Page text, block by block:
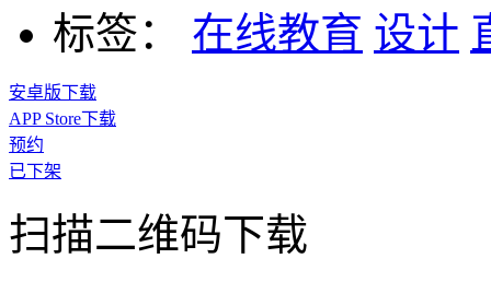
标签：
在线教育 设计
安卓版下载
APP Store下载
预约
已下架
扫描二维码下载